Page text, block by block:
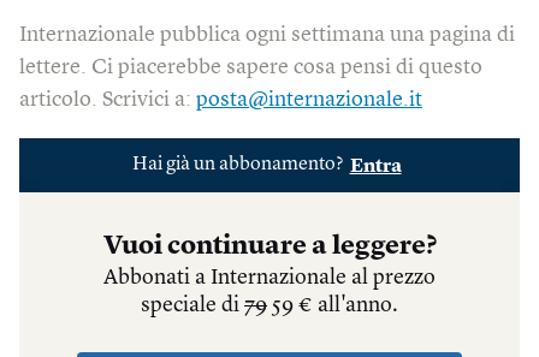
Internazionale pubblica ogni settimana una pagina di
lettere. Ci piacerebbe sapere cosa pensi di questo
articolo. Scrivici a: posta@internazionale.it